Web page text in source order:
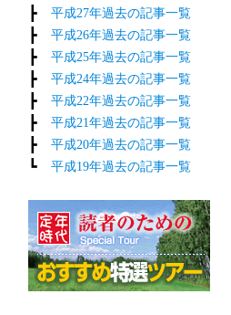
┣ 平成27年過去の記事一覧
┣ 平成26年過去の記事一覧
┣ 平成25年過去の記事一覧
┣ 平成24年過去の記事一覧
┣ 平成22年過去の記事一覧
┣ 平成21年過去の記事一覧
┣ 平成20年過去の記事一覧
┗ 平成19年過去の記事一覧